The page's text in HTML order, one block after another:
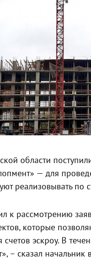
области
— для
реализовывать
к рассмотрению
которые
эскроу. В
– сказал начальник